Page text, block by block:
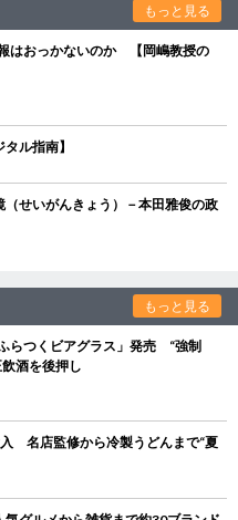
もっと見る
はおっかないのか 【岡嶋教授の
ル指南】
せいがんきょう）－本田雅俊の政
もっと見る
らつくビアグラス」発売 “強制
酒を後押し
名店監修から冷製うどんまで“夏